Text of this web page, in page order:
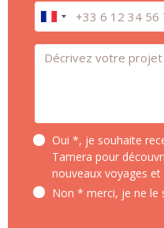
Téléphone
Message *
Oui *, je souhaite
Tamera pour
nouveaux voyages
Non * merci, je ne le